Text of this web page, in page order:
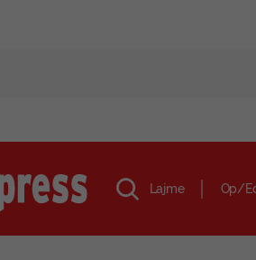
Lajme Op/